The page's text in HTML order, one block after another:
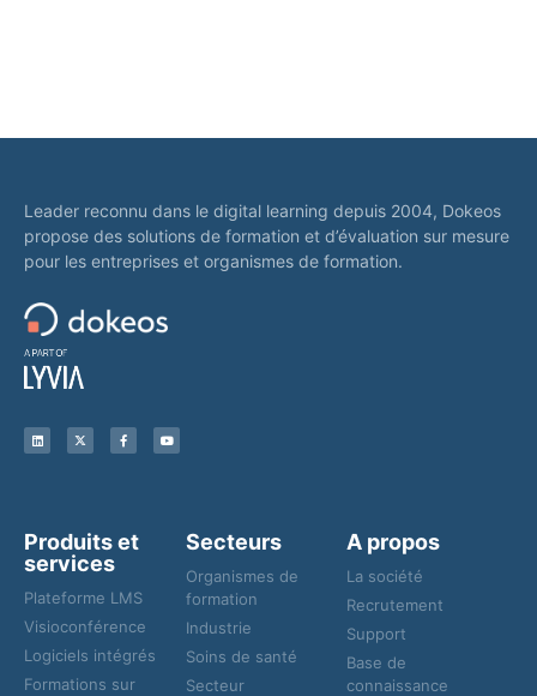
Leader reconnu dans le digital learning depuis 2004, Dokeos
propose des solutions de formation et d’évaluation sur mesure
pour les entreprises et organismes de formation.
Produits et
services
Plateforme LMS
Visioconférence
Logiciels intégrés
Formations sur
Secteurs
Organismes de
formation
Industrie
Soins de santé
Secteur
A propos
La société
Recrutement
Support
Base de
connaissance